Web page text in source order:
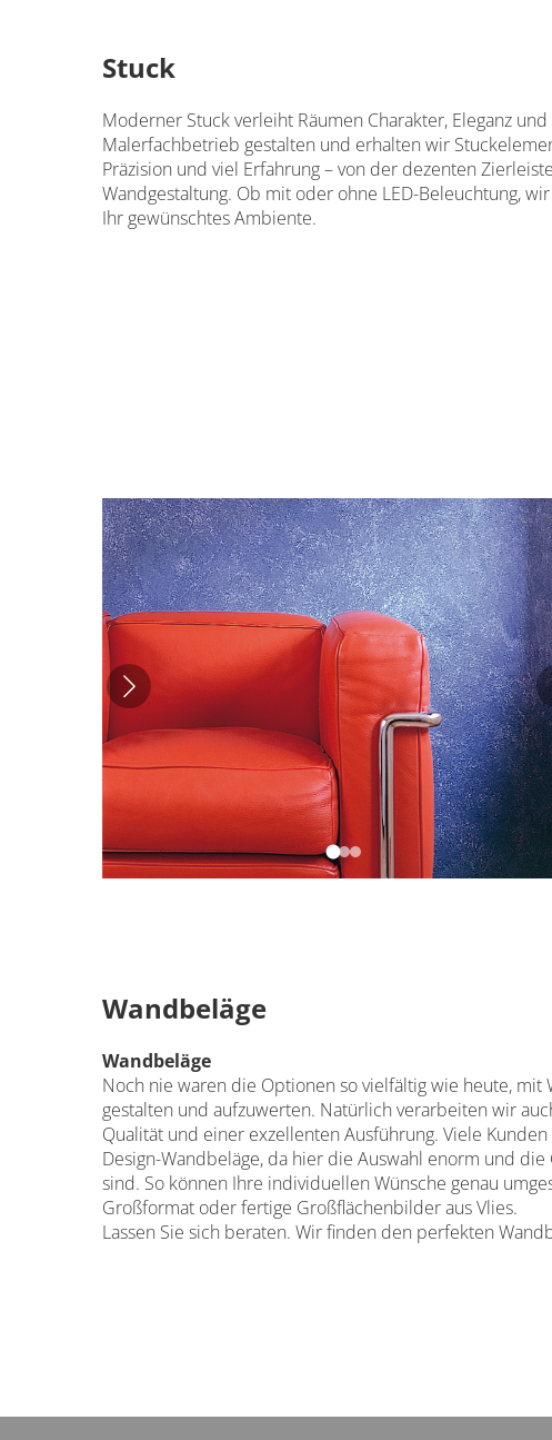
Stuck
Moderner Stuck verleiht Räumen Charakter, Eleganz
Malerfachbetrieb gestalten und erhalten wir
Präzision und viel Erfahrung – von der dezenten
Wandgestaltung. Ob mit oder ohne LED-Beleuchtung,
Ihr gewünschtes Ambiente.
Wandbeläge
Wandbeläge
Noch nie waren die Optionen so vielfältig wie heute, mit
gestalten und aufzuwerten. Natürlich verarbeiten wir
Qualität und einer exzellenten Ausführung. Viele
Design-Wandbeläge, da hier die Auswahl enorm und
sind. So können Ihre individuellen Wünsche genau
Großformat oder fertige Großflächenbilder aus Vlies.
Lassen Sie sich beraten. Wir finden den perfekten